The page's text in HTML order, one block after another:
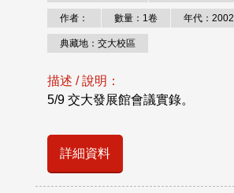
作者： 數量：1卷 年代：2002
典藏地：交大校區
描述 / 說明：
5/9 交大發展館會議實錄。
詳細資料